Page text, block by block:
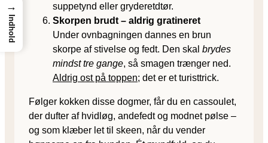
suppe­tynd eller gryderetdtør.
Skorpen brudt – aldrig gratineret
Under ovnbagningen dannes en brun
skorpe af stivelse og fedt. Den skal brydes
mindst tre gange, så smagen trænger ned.
Aldrig ost på toppen; det er et turisttrick.
Følger kokken disse dogmer, får du en cassoulet,
der dufter af hvidløg, andefedt og modnet pølse –
og som klæber let til skeen, når du vender
→
Indhold